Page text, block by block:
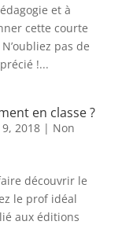
et à
cette courte
pas de
!...
en classe ?
2018| Non
découvrir le
le prof idéal
aux éditions